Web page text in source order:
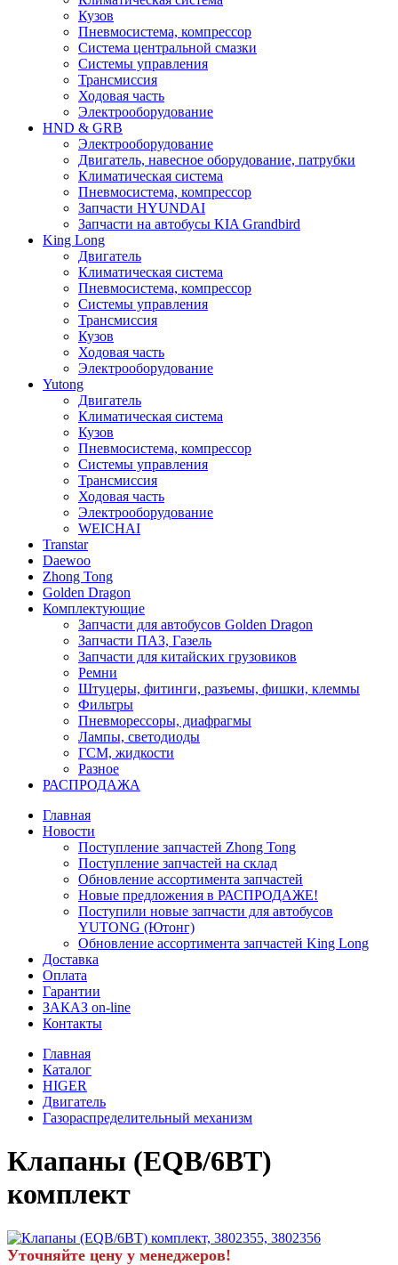
Кузов
Пневмосистема, компрессор
Система центральной смазки
Системы управления
Трансмиссия
Ходовая часть
Электрооборудование
HND & GRB
Электрооборудование
Двигатель, навесное оборудование, патрубки
Климатическая система
Пневмосистема, компрессор
Запчасти HYUNDAI
Запчасти на автобусы KIA Grandbird
King Long
Двигатель
Климатическая система
Пневмосистема, компрессор
Системы управления
Трансмиссия
Кузов
Ходовая часть
Электрооборудование
Yutong
Двигатель
Климатическая система
Кузов
Пневмосистема, компрессор
Системы управления
Трансмиссия
Ходовая часть
Электрооборудование
WEICHAI
Transtar
Daewoo
Zhong Tong
Golden Dragon
Комплектующие
Запчасти для автобусов Golden Dragon
Запчасти ПАЗ, Газель
Запчасти для китайских грузовиков
Ремни
Штуцеры, фитинги, разъемы, фишки, клеммы
Фильтры
Пневморессоры, диафрагмы
Лампы, светодиоды
ГСМ, жидкости
Разное
РАСПРОДАЖА
Главная
Новости
Поступление запчастей Zhong Tong
Поступление запчастей на склад
Обновление ассортимента запчастей
Новые предложения в РАСПРОДАЖЕ!
Поступили новые запчасти для автобусов
YUTONG (Ютонг)
Обновление ассортимента запчастей King Long
Доставка
Оплата
Гарантии
ЗАКАЗ on-line
Контакты
Главная
Каталог
HIGER
Двигатель
Газораспределительный механизм
Клапаны (EQB/6BT)
комплект
Уточняйте цену у менеджеров!